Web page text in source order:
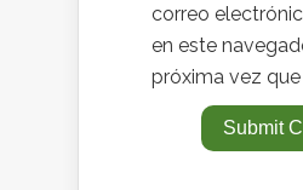
correo
en este
próxima vez